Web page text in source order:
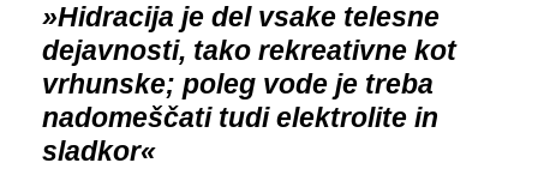
»Hidracija je del vsake telesne
dejavnosti, tako rekreativne kot
vrhunske; poleg vode je treba
nadomeščati tudi elektrolite in
sladkor«